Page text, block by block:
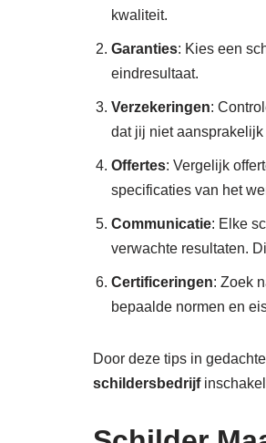
kwaliteit.
Garanties: Kies een
eindresultaat.
Verzekeringen:
dat jij niet
Offertes: Vergelijk
specificaties van het
Communicatie: Elke
verwachte resultaten.
Certificeringen: Zoek
bepaalde normen en
Door deze tips in
schildersbedrijf